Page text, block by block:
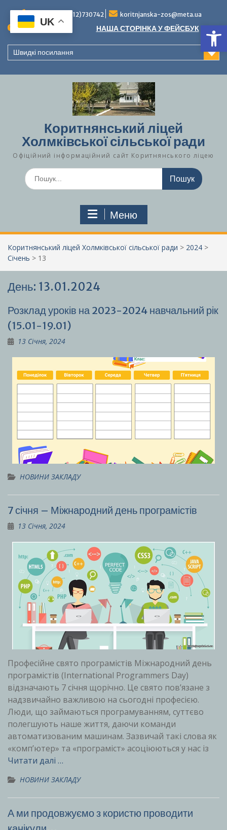
вмісту
Тел./факс (0312)730742 koritnjanska-zos@meta.ua
Повідомлення: НАША СТОРІНКА У ФЕЙСБУК
Швидкі посилання
Коритнянський ліцей
Холмківської сільської ради
Офіційний інформаційний сайт Коритнянського ліцею
Шукати:
Меню
Коритнянський ліцей Холмківської сільської ради > 2024 >
Січень > 13
День: 13.01.2024
Розклад уроків на 2023-2024 навчальний рік
(15.01-19.01)
13 Січня, 2024
НОВИНИ ЗАКЛАДУ
7 січня – Міжнародний день програмістів
13 Січня, 2024
Професійне свято програмістів Міжнародний день
програмістів (International Programmers Day)
відзначають 7 січня щорічно. Це свято пов’язане з
надзвичайно важливою на сьогодні професією.
Люди, що займаються програмуванням, суттєво
полегшують наше життя, даючи команди
автоматизованим машинам. Зазвичай такі слова як
«комп’ютер» та «програміст» асоціюються у нас із
Читати далі …
НОВИНИ ЗАКЛАДУ
А ми продовжуємо з користю проводити
UK